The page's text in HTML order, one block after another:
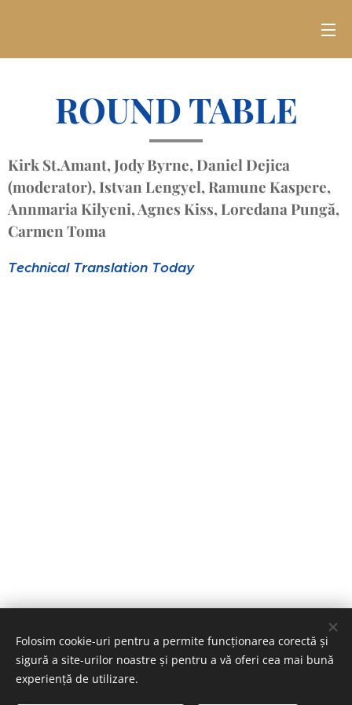
ROUND TABLE
Kirk St.Amant, Jody Byrne, Daniel Dejica
(moderator), Istvan Lengyel, Ramune Kaspere,
Annmaria Kilyeni, Agnes Kiss, Loredana Pungă,
Carmen Toma
Technical Translation Today
Folosim cookie-uri pentru a permite funcționarea corectă și
sigură a site-urilor noastre și pentru a vă oferi cea mai bună
experiență de utilizare.